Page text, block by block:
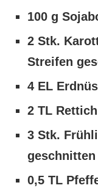
100 g
2 Stk.
Streifen
4 EL
2 TL
3 Stk.
geschnitten
0,5 TL